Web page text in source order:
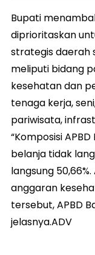
Bupati
diprioritaskan
strategis daerah
meliputi bidang
kesehatan dan
tenaga kerja,
pariwisata,
“Komposisi
belanja tidak
langsung
anggaran
tersebut, APBD
jelasnya.ADV